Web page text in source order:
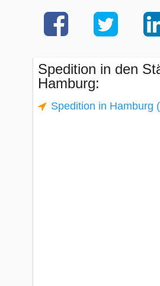
Spedition in den
Hamburg:
Spedition in Hamburg